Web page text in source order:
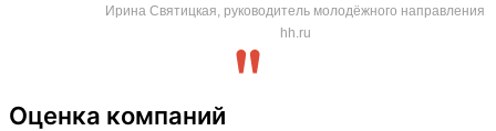
Ирина Святицкая, руководитель молодёжного направления
hh.ru
Оценка компаний